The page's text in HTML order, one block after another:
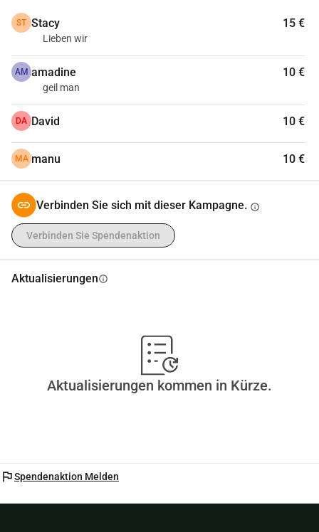
ST Stacy 15 €
Lieben wir
AM amadine 10 €
geil man
DA David 10 €
MA manu 10 €
Verbinden Sie sich mit dieser Kampagne. info
Verbinden Sie Spendenaktion
Aktualisierungeninfo
Aktualisierungen kommen in Kürze.
flagSpendenaktion Melden